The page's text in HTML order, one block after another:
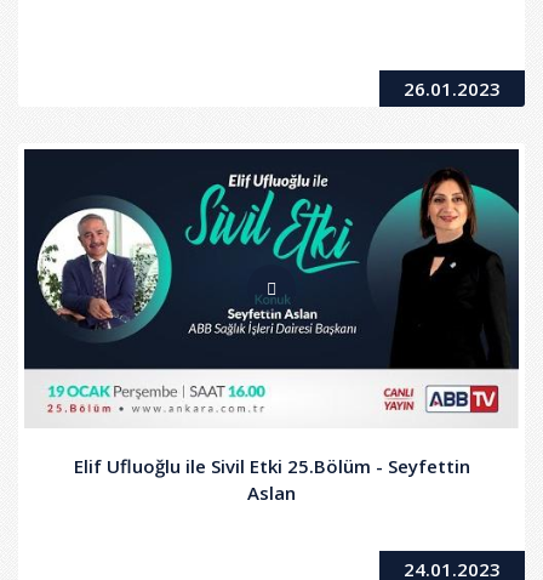
26.01.2023
Elif Ufluoğlu ile Sivil Etki 25.Bölüm - Seyfettin
Aslan
24.01.2023